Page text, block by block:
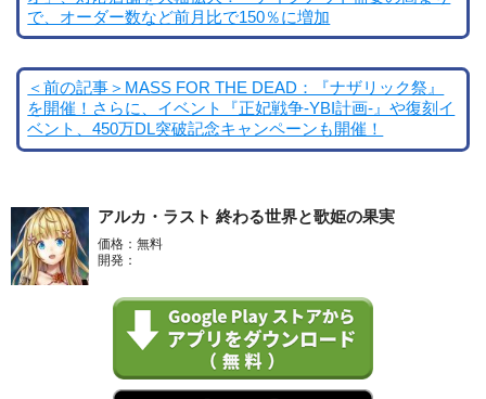
で、オーダー数など前月比で150％に増加
＜前の記事＞MASS FOR THE DEAD：『ナザリック祭』
を開催！さらに、イベント『正妃戦争-YBI計画-』や復刻イ
ベント、450万DL突破記念キャンペーンも開催！
アルカ・ラスト 終わる世界と歌姫の果実
価格：無料
開発：